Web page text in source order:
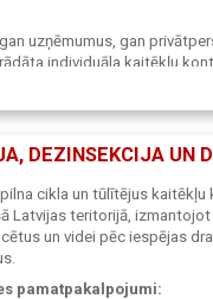
uzņēmumus, gan
individuāla kaitēkļu
uz objekta specifiku,
DEZINSEKCIJA UN
cikla un tūlītējus kaitēkļu
Latvijas teritorijā,
un videi pēc iespējas
pamatpakalpojumi: